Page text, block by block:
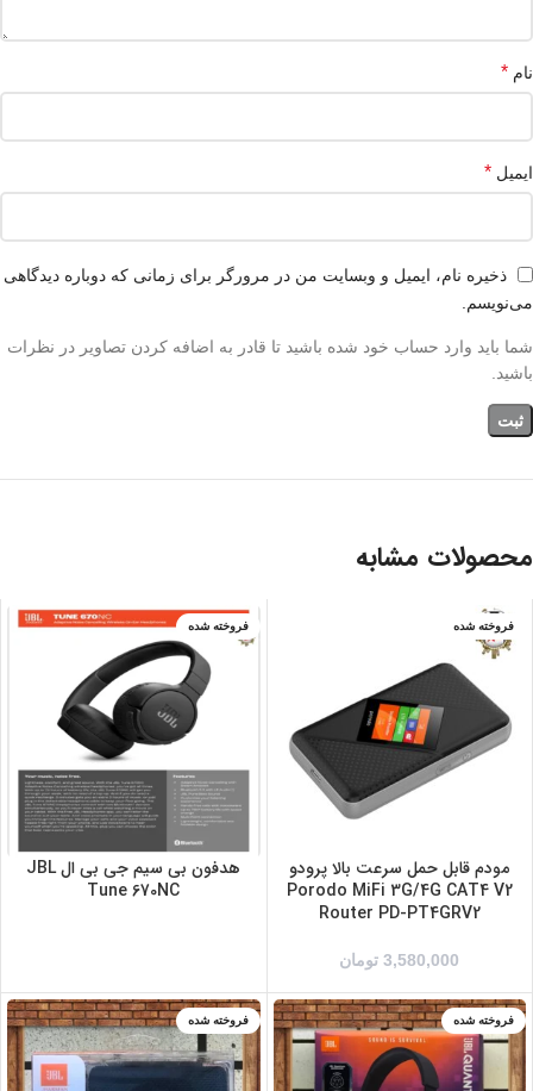
نام *
ایمیل *
ذخیره نام، ایمیل و وبسایت من در مرورگر برای زمانی که دوباره دیدگاهی
می‌نویسم.
شما باید وارد حساب خود شده باشید تا قادر به اضافه کردن تصاویر در نظرات
باشید.
محصولات مشابه
فروخته شده
مودم قابل حمل سرعت بالا پرودو
Porodo MiFi 3G/4G CAT4 V2
Router PD-PT4GRV2
3,580,000 تومان
فروخته شده
سرمه ای
هدفون بی سیم جی بی ال JBL
Tune 670NC
فروخته شده
فروخته شده
ارتشی
سرمه ای